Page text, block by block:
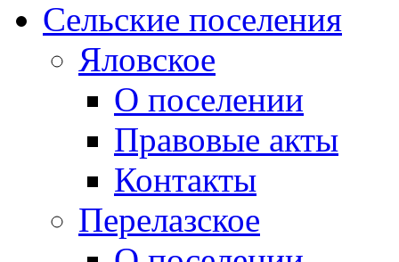
Сельские поселения
Яловское
О поселении
Правовые акты
Контакты
Перелазское